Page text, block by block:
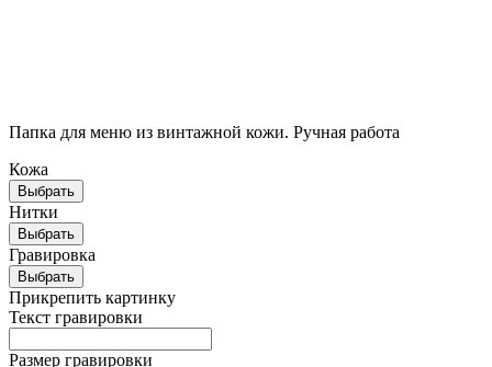
Папка для меню из винтажной кожи. Ручная работа
Кожа
Выбрать
Нитки
Выбрать
Гравировка
Выбрать
Прикрепить картинку
Текст гравировки
Размер гравировки